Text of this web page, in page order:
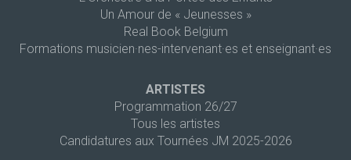
Un Amour de « Jeunesses »
Real Book Belgium
Formations musicien·nes-intervenant·es et enseignant·es
ARTISTES
Programmation 26/27
Tous les artistes
Candidatures aux Tournées JM 2025-2026